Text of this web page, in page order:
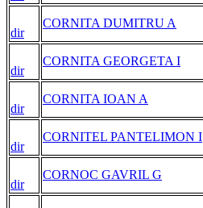
dir
CORNITA DUMITRU A
dir
CORNITA GEORGETA I
dir
CORNITA IOAN A
dir
CORNITEL PANTELIMON I
dir
CORNOC GAVRIL G